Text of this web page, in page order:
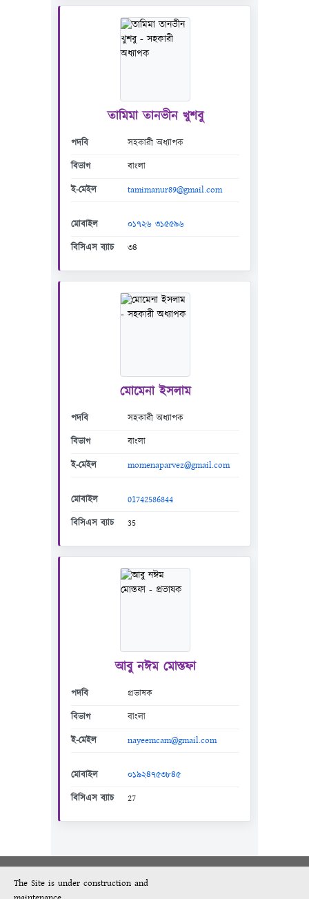
তামিমা তানভীন খুশবু
পদবি
সহকারী অধ্যাপক
বিভাগ
বাংলা
ই-মেইল
tamimanur89@gmail.com
মোবাইল
০১৭২৬ ৩১৫৫৯৬
বিসিএস ব্যাচ
৩৪
মোমেনা ইসলাম
পদবি
সহকারী অধ্যাপক
বিভাগ
বাংলা
ই-মেইল
momenaparvez@gmail.com
মোবাইল
01742586844
বিসিএস ব্যাচ
35
আবু নঈম মোস্তফা
পদবি
প্রভাষক
বিভাগ
বাংলা
ই-মেইল
nayeemcam@gmail.com
মোবাইল
০১৯২৪৭৫৩৮৪৫
বিসিএস ব্যাচ
27
The Site is under construction and